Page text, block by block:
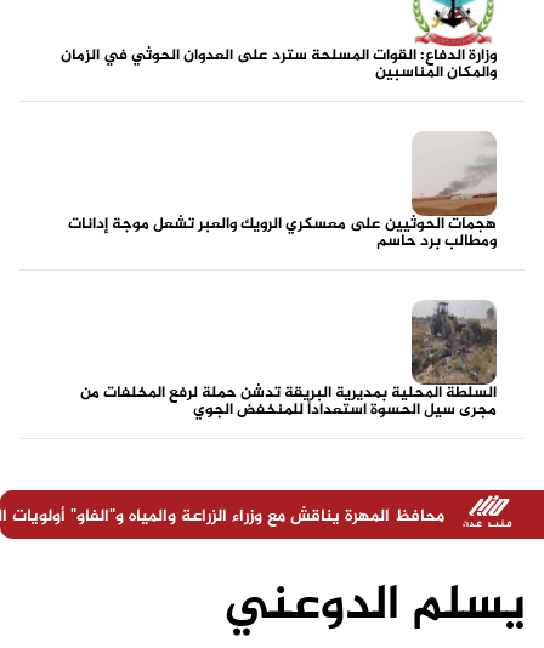
وزارة الدفاع: القوات المسلحة سترد على العدوان الحوثي في الزمان
والمكان المناسبين
هجمات الحوثيين على معسكري الرويك والعبر تشعل موجة إدانات
ومطالب برد حاسم
السلطة المحلية بمديرية البريقة تدشن حملة لرفع المخلفات من
مجرى سيل الحسوة استعداداً للمنخفض الجوي
المهرة يناقش مع وزراء الزراعة والمياه و"الفاو" أولويات المحافظة
يسلم الدوعني